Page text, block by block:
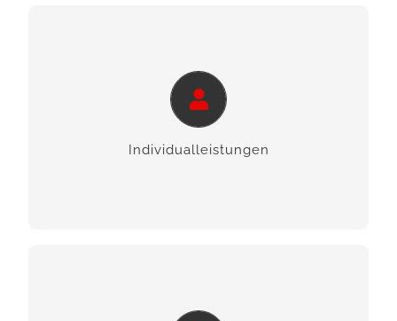
Individual­leistungen
Wir sind Ihr kompetenter Partner für Haustechnik
im Kreis Neuss – für den privaten als auch
Sachverständigentätigkeit